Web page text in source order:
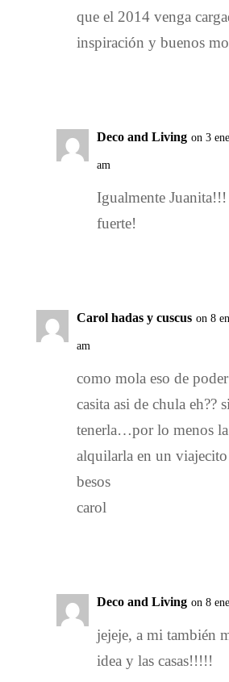
que el 2014 venga
inspiración y buenos
Deco and Living on 3
am
Igualmente
fuerte!
Carol hadas y cuscus on 8
am
como mola eso de
casita asi de chula eh??
tenerla…por lo menos
alquilarla en un
besos
carol
Deco and Living on 8
jejeje, a mi también
idea y las casas!!!!!